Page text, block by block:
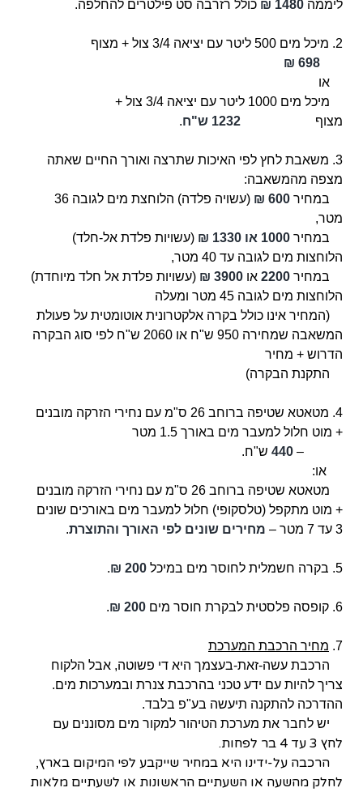
ליממה 1480 ₪ כולל רזרבה סט פילטרים להחלפה.
2. מיכל מים 500 ליטר עם יציאה 3/4 צול + מצוף
698 ₪
או
מיכל מים 1000 ליטר עם יציאה 3/4 צול +
מצוף 1232 ש"ח .
3. משאבת לחץ
לפי האיכות שתרצה ואורך החיים שאתה
מצפה מהמשאבה:
במחיר 600 ₪
(עשויה פלדה) הלוחצת מים לגובה 36
מטר,
במחיר
(עשויות פלדת אל-חלד)
הלוחצות מים לגובה עד 40 מטר,
במחיר 2200 או 3900 ₪
(עשויות פלדת אל חלד מיוחדת)
הלוחצות מים לגובה 45 מטר ומעלה
(המחיר אינו כולל בקרה אלקטרונית אוטומטית על פעולת
המשאבה שמחירה 950 ש"ח או 2060 ש"ח לפי סוג הבקרה
הדרוש + מחיר
התקנת הבקרה)
4. מטאטא שטיפה ברוחב 26 ס"מ עם נחירי הזרקה מובנים
+ מוט חלול למעבר מים באורך 1.5 מטר
–
440 ש"ח.
או:
מטאטא שטיפה ברוחב 26 ס"מ עם נחירי הזרקה מובנים
+ מוט מתקפל (טלסקופי) חלול למעבר מים באורכים שונים
3 עד 7 מטר –
מחירים שונים לפי האורך והתוצרת.
5. בקרה חשמלית לחוסר מים במיכל 200 ₪
.
6. קופסה פלסטית לבקרת חוסר מים 200 ₪
.
7. מחיר הרכבת המערכת
הרכבת עשה-זאת-בעצמך היא די פשוטה, אבל הלקוח
צריך להיות עם ידע טכני בהרכבת צנרת ובמערכות מים.
ההדרכה להתקנה תיעשה בע"פ בלבד.
יש לחבר את מערכת הטיהור למקור מים מסוננים עם
לחץ 3 עד 4 בר לפחות.
הרכבה על-ידינו היא במחיר שייקבע לפי המיקום בארץ,
לחלק מהשעה או השעתיים הראשונות או לשעתיים מלאות